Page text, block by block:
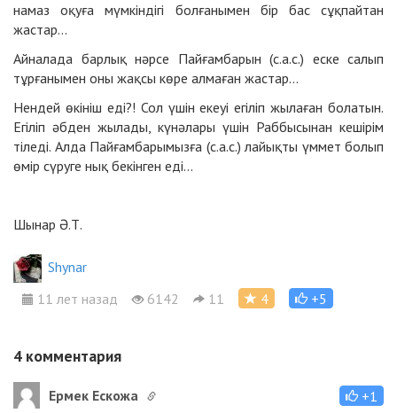
намаз оқуға мүмкіндігі болғанымен бір бас сұқпайтан
жастар...
Айналада барлық нәрсе Пайғамбарын (с.а.с.) еске салып
тұрғанымен оны жақсы көре алмаған жастар...
Нендей өкініш еді?! Сол үшін екеуі егіліп жылаған болатын.
Егіліп әбден жылады, күнәлары үшін Раббысынан кешірім
тіледі. Алда Пайғамбарымызға (с.а.с.) лайықты үммет болып
өмір сүруге нық бекінген еді...
Шынар Ә.Т.
Shynar
11 лет назад
6142 11 4 +5
4 комментария
Ермек Ескожа
+1